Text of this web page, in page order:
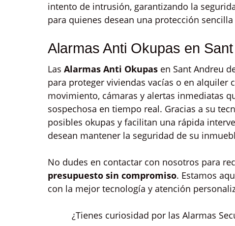
intento de intrusión, garantizando la
para quienes desean una protección
Alarmas Anti Okupas en
Las Alarmas Anti Okupas en Sant Andreu
para proteger viviendas vacías o en alquiler
movimiento, cámaras y alertas inmediatas
sospechosa en tiempo real. Gracias a su
posibles okupas y facilitan una rápida
desean mantener la seguridad de su
No dudes en contactar con nosotros para
presupuesto sin compromiso. Estamos
con la mejor tecnología y atención
¿Tienes curiosidad por las Alarmas